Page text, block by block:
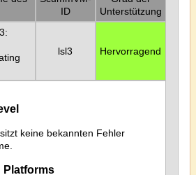
ID
Unterstützung
lsl3 Hervorragend
keine bekannten Fehler
Platforms